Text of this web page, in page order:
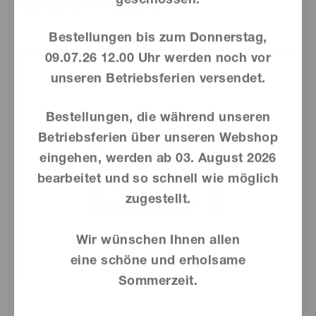
Ähnliche Produkte
Dieses
Bestellungen bis zum Donnerstag,
09.07.26 12.00 Uhr werden noch vor
unseren Betriebsferien versendet.
Bestellungen, die während unseren
Betriebsferien über unseren Webshop
eingehen, werden ab03. August 2026
bearbeitet und so schnell wie möglich
zugestellt.
Wir wünschen Ihnen allen
eine schöne und erholsame
Sommerzeit.